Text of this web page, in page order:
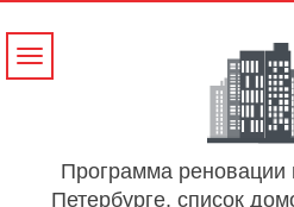
Программа реновации
Петербурге, список
Навигация